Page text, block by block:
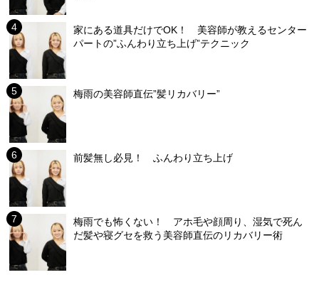
家にある道具だけでOK！ 美容師が教えるセンター
パートの”ふんわり立ち上げ”テクニック
梅雨の美容師直伝”髪リカバリー”
前髪無し必見！ ふんわり立ち上げ
梅雨でも怖くない！ アホ毛や顔周り、湿気で死ん
だ髪や寝グセを救う美容師直伝のリカバリー術